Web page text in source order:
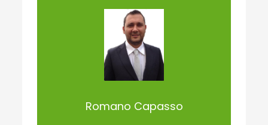
Romano Capasso